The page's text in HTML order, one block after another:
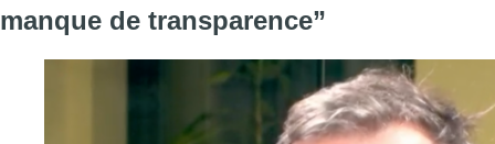
manque de transparence”